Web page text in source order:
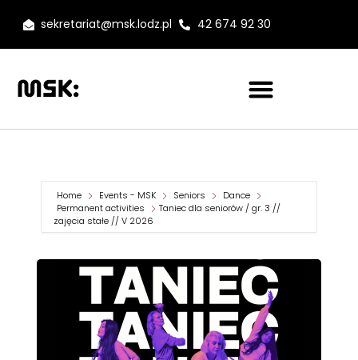
sekretariat@msk.lodz.pl 42 674 92 30
Home Events - MSK Seniors
Dance
Permanent activities
Taniec dla seniorów / gr. 3 //
zajęcia stałe // V 2026